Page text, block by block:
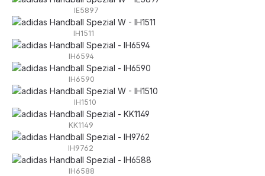
IE5897
IH1511
IH6594
IH6590
IH1510
KK1149
IH9762
IH6588